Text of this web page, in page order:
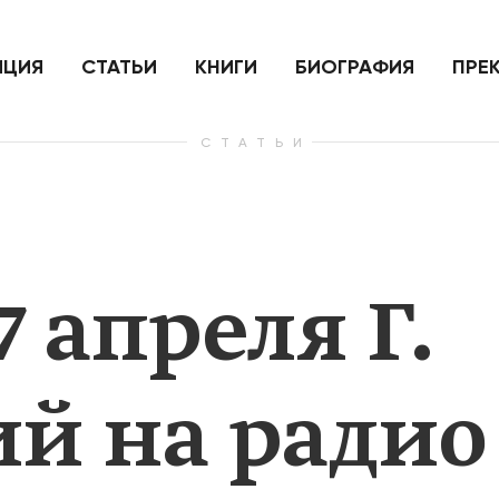
нанесенный по самим себе
СТАТЬИ КНИГИ БИОГРАФИЯ
СТАТЬИ
апреля Г.
на радио